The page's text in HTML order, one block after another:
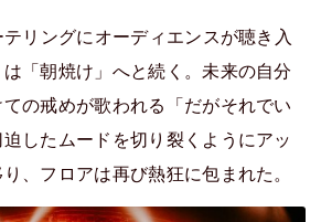
リングにオーディエンスが聴き入
「朝焼け」へと続く。未来の自分
の戒めが歌われる「だがそれでい
したムードを切り裂くようにアッ
、フロアは再び熱狂に包まれた。